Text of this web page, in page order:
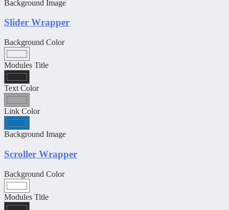
Background Image
Slider Wrapper
Background Color
Modules Title
Text Color
Link Color
Background Image
Scroller Wrapper
Background Color
Modules Title